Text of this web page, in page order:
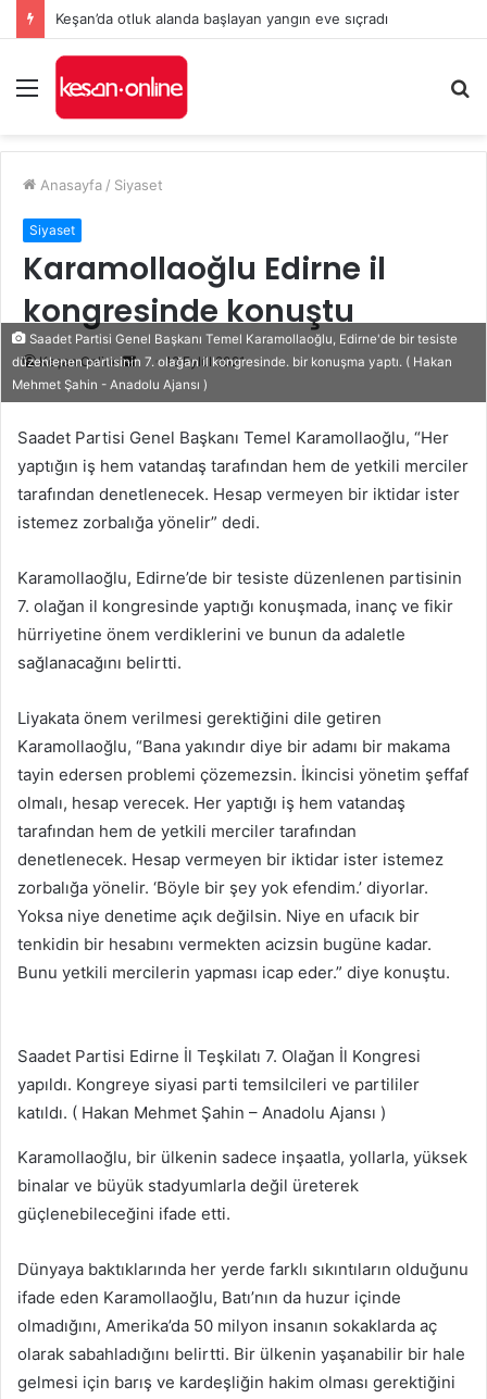
Keşan’da otluk alanda başlayan yangın eve sıçradı
Menü
...
Anasayfa / Siyaset
Siyaset
Karamollaoğlu Edirne il
kongresinde konuştu
Keşan Online
Bir
e-
göndermek
12 Eylül 2021
Saadet Partisi Genel Başkanı Temel Karamollaoğlu, Edirne'de bir tesiste
düzenlenen partisinin 7. olağan il kongresinde. bir konuşma yaptı. ( Hakan
Mehmet Şahin - Anadolu Ajansı )
Saadet Partisi Genel Başkanı Temel Karamollaoğlu, “Her
yaptığın iş hem vatandaş tarafından hem de yetkili merciler
tarafından denetlenecek. Hesap vermeyen bir iktidar ister
istemez zorbalığa yönelir” dedi.
Karamollaoğlu, Edirne’de bir tesiste düzenlenen partisinin
7. olağan il kongresinde yaptığı konuşmada, inanç ve fikir
hürriyetine önem verdiklerini ve bunun da adaletle
sağlanacağını belirtti.
Liyakata önem verilmesi gerektiğini dile getiren
Karamollaoğlu, “Bana yakındır diye bir adamı bir makama
tayin edersen problemi çözemezsin. İkincisi yönetim şeffaf
olmalı, hesap verecek. Her yaptığı iş hem vatandaş
tarafından hem de yetkili merciler tarafından
denetlenecek. Hesap vermeyen bir iktidar ister istemez
zorbalığa yönelir. ‘Böyle bir şey yok efendim.’ diyorlar.
Yoksa niye denetime açık değilsin. Niye en ufacık bir
tenkidin bir hesabını vermekten acizsin bugüne kadar.
Bunu yetkili mercilerin yapması icap eder.” diye konuştu.
Saadet Partisi Edirne İl Teşkilatı 7. Olağan İl Kongresi
yapıldı. Kongreye siyasi parti temsilcileri ve partililer
katıldı. ( Hakan Mehmet Şahin – Anadolu Ajansı )
Karamollaoğlu, bir ülkenin sadece inşaatla, yollarla, yüksek
binalar ve büyük stadyumlarla değil üreterek
güçlenebileceğini ifade etti.
Dünyaya baktıklarında her yerde farklı sıkıntıların olduğunu
ifade eden Karamollaoğlu, Batı’nın da huzur içinde
olmadığını, Amerika’da 50 milyon insanın sokaklarda aç
olarak sabahladığını belirtti. Bir ülkenin yaşanabilir bir hale
gelmesi için barış ve kardeşliğin hakim olması gerektiğini